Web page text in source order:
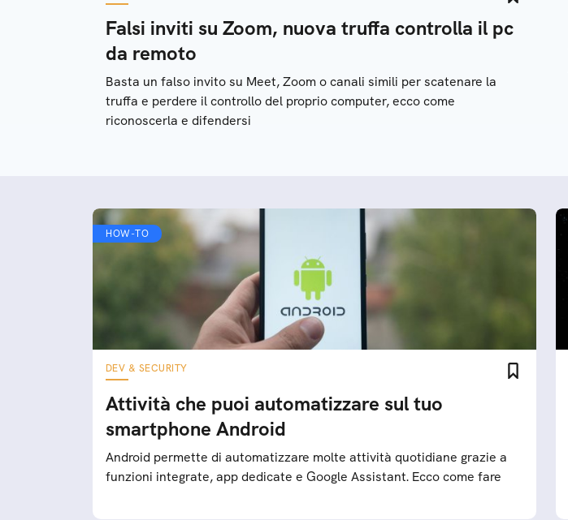
Falsi inviti su Zoom, nuova truffa controlla il pc
da remoto
Basta un falso invito su Meet, Zoom o canali simili per scatenare la
truffa e perdere il controllo del proprio computer, ecco come
riconoscerla e difendersi
HOW-TO
DEV & SECURITY
Attività che puoi automatizzare sul tuo
smartphone Android
Android permette di automatizzare molte attività quotidiane grazie a
funzioni integrate, app dedicate e Google Assistant. Ecco come fare